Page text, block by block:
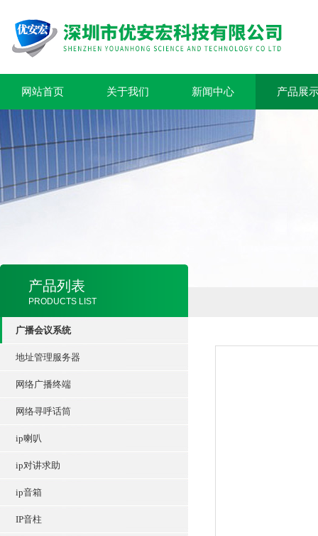
网站首页 关于我们 新闻中心 产品展
产品列表
PRODUCTS LIST
广播会议系统
地址管理服务器
网络广播终端
网络寻呼话筒
ip喇叭
ip对讲求助
ip音箱
IP音柱